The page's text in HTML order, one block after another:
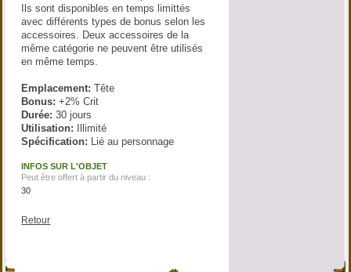
Ils sont disponibles en temps limittés
avec différents types de bonus selon les
accessoires. Deux accessoires de la
même catégorie ne peuvent être utilisés
en même temps.
Emplacement: Tête
Bonus: +2% Crit
Durée: 30 jours
Utilisation: Illimité
Spécification: Lié au personnage
INFOS SUR L'OBJET
Peut être offert à partir du niveau :
30
Retour